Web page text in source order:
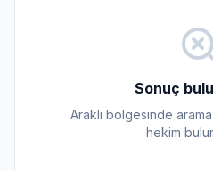
Sonuç
Araklı bölgesinde
hekim